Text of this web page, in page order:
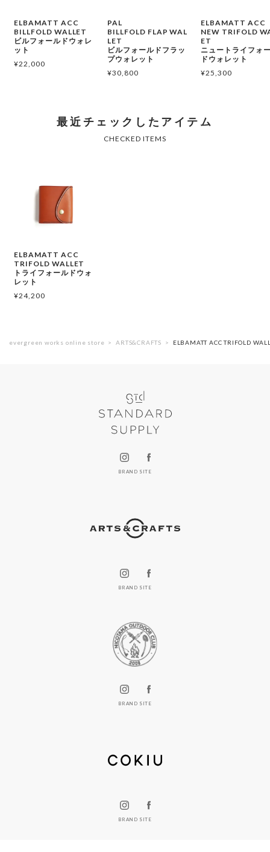
ELBAMATT ACC
BILLFOLD WALLET
ビルフォールドウォレ
ット
¥22,000
PAL
BILLFOLD FLAP WAL
LET
ビルフォールドフラッ
プウォレット
¥30,800
ELBAMATT ACC
NEW TRIFOLD
ET
ニュートライフォ
ドウォレット
¥25,300
ELBAMATT ACC
TRIFOLD WALLET
トライフォールドウォ
レット
¥24,200
evergreen works online store ARTS&CRAFTS ELBAMATT ACC TRIFOLD
BRAND SITE
BRAND SITE
BRAND SITE
BRAND SITE